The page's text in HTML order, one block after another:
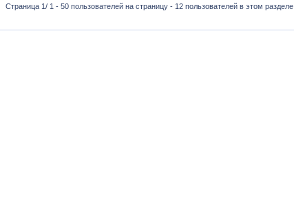
Страница 1/ 1 - 50 пользователей на страницу - 12 пользователей в этом разделе